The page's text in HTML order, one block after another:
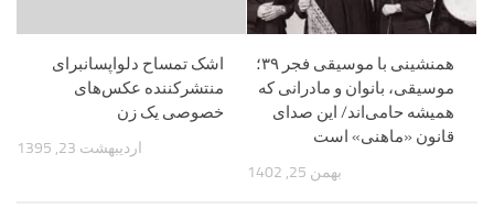
اشک تمساح دلواپسانبرای
منتشرکننده عکس‌های
خصوصی یک زن
اردیبهشت 23, 1395
همنشینی با موسیقی فجر ۳۹؛
موسیقی، بانوان و مادرانی که
همیشه حامی‌اند/ این صدای
قانون «ماهنی» است
بهمن 25, 1402